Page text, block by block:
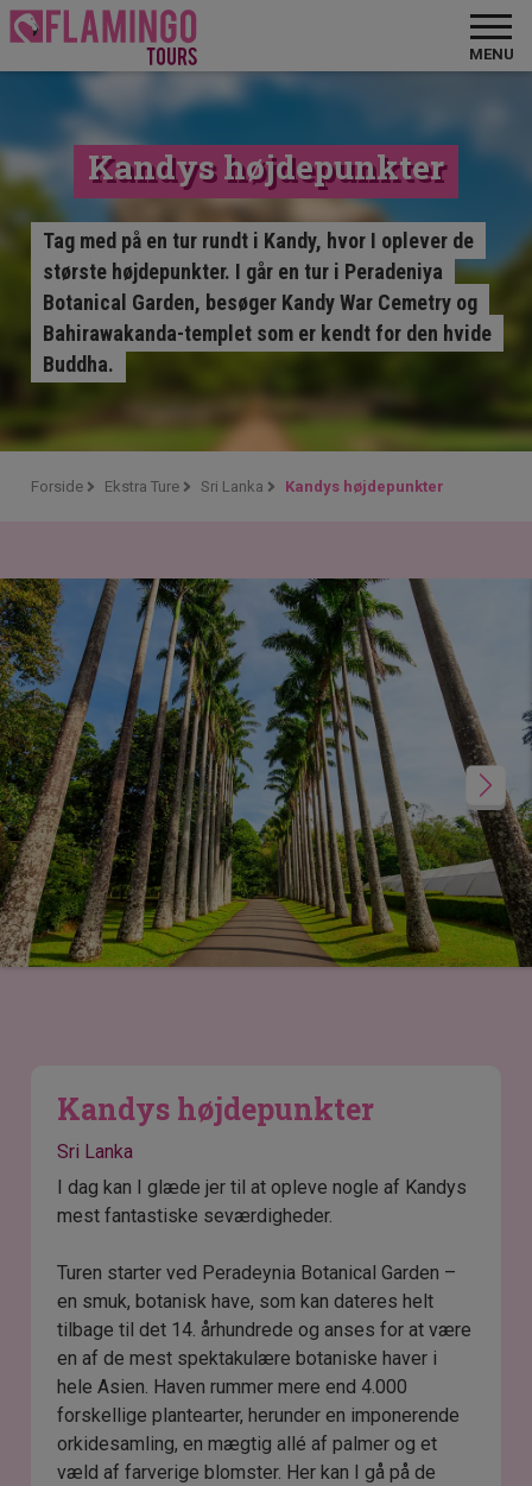
MENU
Kandys højdepunkter
Tag med på en tur rundt i Kandy, hvor I oplever de
største højdepunkter. I går en tur i Peradeniya
Botanical Garden, besøger Kandy War Cemetry og
Bahirawakanda-templet som er kendt for den hvide
Buddha.
Forside Ekstra Ture Sri Lanka Kandys højdepunkter
Kandys højdepunkter
Sri Lanka
I dag kan I glæde jer til at opleve nogle af Kandys
mest fantastiske seværdigheder.
Turen starter ved Peradeynia Botanical Garden –
en smuk, botanisk have, som kan dateres helt
tilbage til det 14. århundrede og anses for at være
en af de mest spektakulære botaniske haver i
hele Asien. Haven rummer mere end 4.000
forskellige plantearter, herunder en imponerende
orkidesamling, en mægtig allé af palmer og et
væld af farverige blomster. Her kan I gå på de